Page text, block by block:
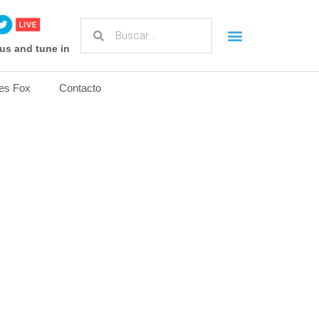
and tune in
Fox Contacto